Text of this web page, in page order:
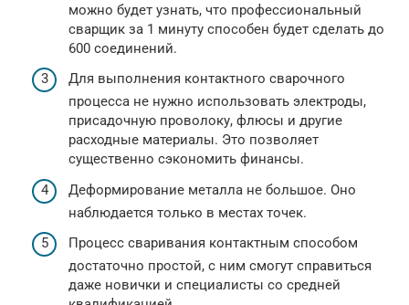
можно будет узнать, что профессиональный
сварщик за 1 минуту способен будет сделать до
600 соединений.
Для выполнения контактного сварочного
процесса не нужно использовать электроды,
присадочную проволоку, флюсы и другие
расходные материалы. Это позволяет
существенно сэкономить финансы.
Деформирование металла не большое. Оно
наблюдается только в местах точек.
Процесс сваривания контактным способом
достаточно простой, с ним смогут справиться
даже новички и специалисты со средней